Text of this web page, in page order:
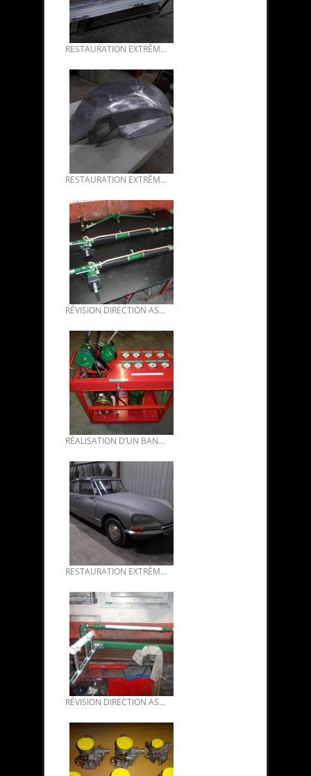
RESTAURATION EXTRÊME CARROSSERIE DS 21 1968 DE BENOIT 03.
RESTAURATION EXTRÊME CARROSSERIE DS 21 1968 DE BENOIT 02.
RÉVISION DIRECTION ASSISTÉE DS 02.
RÉALISATION D’UN BANC D’ESSAIS HYDRAULIQUE DYNAMIQUE.
RESTAURATION EXTRÊME CARROSSERIE DS 21 1968 DE BENOIT 01.
RÉVISION DIRECTION ASSISTÉE DS 01.